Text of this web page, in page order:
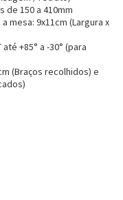
de 150 a 410mm
mesa: 9x11cm (Largura x
+85° a -30° (para
(Braços recolhidos) e